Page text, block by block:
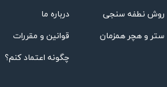
روش نطفه سنجی
ستر و هچر همزمان
درباره ما
قوانین و مقررات
چگونه اعتماد کنم؟